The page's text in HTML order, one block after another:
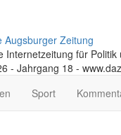
Augsburger Zeitung
Internetzeitung für Politik
- Jahrgang 18 -
Sport